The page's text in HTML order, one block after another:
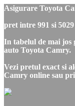
Asigurare Toyota
pret intre 991 si
In tabelul de mai jos
auto Toyota Camry.
Vezi pretul exact si
Camry online sau